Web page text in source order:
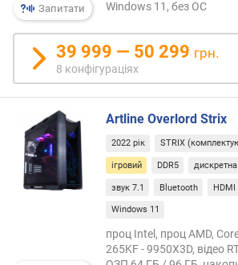
Г
)
т
с
т
P
Запитати
Windows 11, без ОС
39 999 — 50 299 грн.
8 конфігураціях
Artline Overlord Strix
2022 рік STRIX
ігровий DDR5 дискретна
звук 7.1 Bluetooth
Windows 11
проц Intel, проц AMD,
265KF - 9950X3D, відео